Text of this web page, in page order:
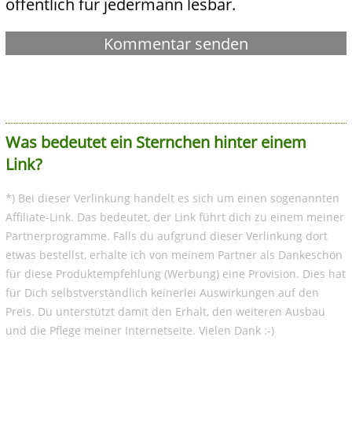
öffentlich für jedermann lesbar.
Was bedeutet ein Sternchen hinter einem
Link?
*) Bei dieser Verlinkung handelt es sich um einen sogenannten
Affiliate-Link. Das bedeutet, der Link führt dich zu einem meiner
Partnerprogramme. Falls du aufgrund dieser Verlinkung dort
etwas bestellst, erhalte ich von meinem Partner als Dankeschön
für diese Produktempfehlung (Werbung) eine Provision. Dies hat
für Dich selbstverständlich keinerlei Auswirkungen auf den
Preis. Du unterstützt damit den Erhalt, den weiteren Ausbau
und die Pflege meiner Internetseite. Vielen Dank :-)